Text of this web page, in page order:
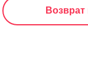
Возврат